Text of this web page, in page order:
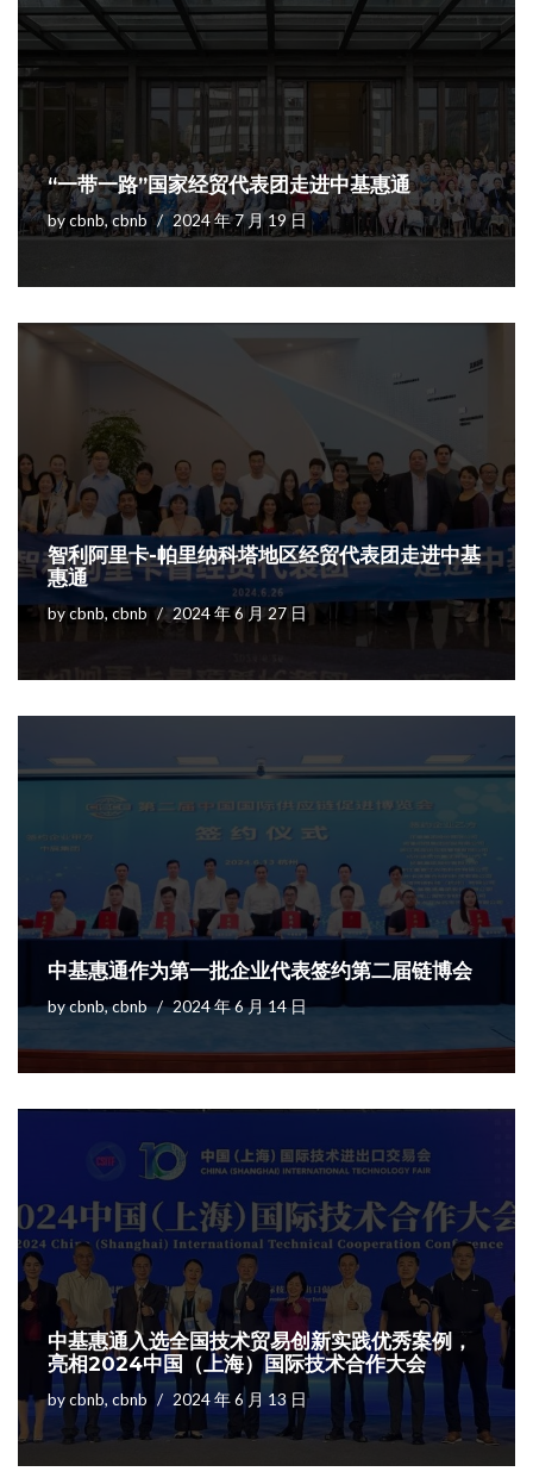
“一带一路”国家经贸代表团走进中基惠通
bycbnb, cbnb 2024 年 7 月 19 日
智利阿里卡-帕里纳科塔地区经贸代表团走进中基
惠通
bycbnb, cbnb 2024 年 6 月 27 日
中基惠通作为第一批企业代表签约第二届链博会
bycbnb, cbnb 2024 年 6 月 14 日
中基惠通入选全国技术贸易创新实践优秀案例，
亮相2024中国（上海）国际技术合作大会
bycbnb, cbnb 2024 年 6 月 13 日